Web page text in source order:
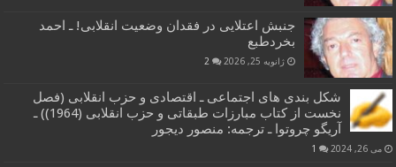
جنبش اعتلایی در فقدان وضعیت انقلابی! ـ احمد
بخردطبع
ژانویه 25, 2026 2
شکل بندی های اجتماعی ـ اقتصادی و حزب انقلابی (فصل
نخست از کتاب مبارزات طبقاتی و حزب انقلابی (1964)) ـ
آریگو چروتوا ـ ترجمه: منصور دیجور
می 26, 2024 1